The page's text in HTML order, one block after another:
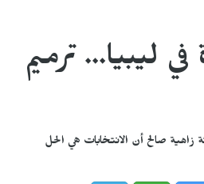
ليبيا... ترميم
صالح أن الانتخابات هي الحل